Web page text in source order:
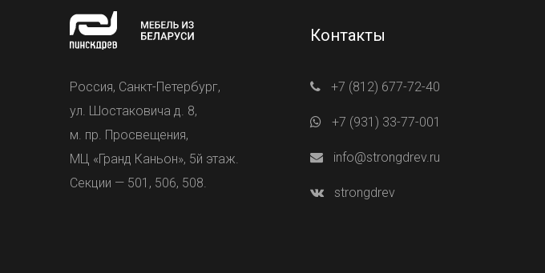
Россия, Санкт-Петербург,
ул. Шостаковича д. 8,
м. пр. Просвещения,
МЦ «Гранд Каньон», 5й этаж.
Секции — 501, 506, 508.
Контакты
+7 (812) 677-72-40
+7 (931) 33-77-001
info@strongdrev.ru
strongdrev